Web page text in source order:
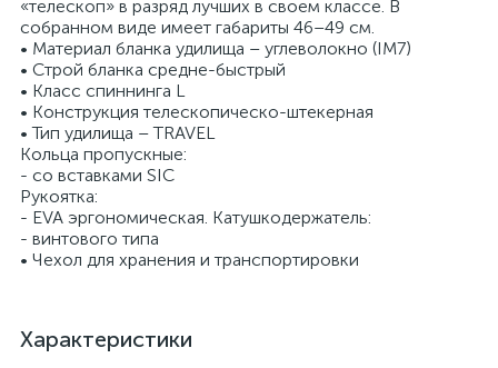
«телескоп» в разряд лучших в своем классе. В
собранном виде имеет габариты 46–49 см.
• Материал бланка удилища – углеволокно (IM7)
• Строй бланка средне-быстрый
• Класс спиннинга L
• Конструкция телескопическо-штекерная
• Тип удилища – TRAVEL
Кольца пропускные:
- со вставками SIC
Рукоятка:
- EVA эргономическая. Катушкодержатель:
- винтового типа
• Чехол для хранения и транспортировки
Характеристики